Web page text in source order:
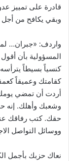
قادرة على تمييز
وبقي يكافح من أجل
واردف: «جبران…
المسؤولية بأن
كنسياً بسيطاً
كقامتك وعميقاً
أردت أن تمضي يومك
وشعبك وأهلك. إنه
حقك. كتب رفاقك
ووسائل التواصل
نعاك حزبك بأجمل